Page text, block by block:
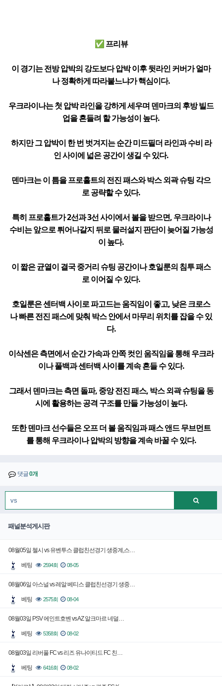
✅ 프리뷰
이 경기는 전방 압박의 강도보다 압박 이후 뒷라인 커버가 얼마
나 정확하게 따라붙느냐가 핵심이다.
우크라이나는 첫 압박 라인을 강하게 세우며 덴마크의 후방 빌드
업을 흔들려 할 가능성이 높다.
하지만 그 압박이 한 번 벗겨지는 순간 미드필더 라인과 수비 라
인 사이에 넓은 공간이 생길 수 있다.
덴마크는 이 틈을 프로홀트의 전진 패스와 박스 외곽 슈팅 각으
로 공략할 수 있다.
특히 프로홀트가 2선과 3선 사이에서 볼을 받으면, 우크라이나
수비는 앞으로 튀어나갈지 뒤로 물러설지 판단이 늦어질 가능성
이 높다.
이 짧은 균열이 결국 중거리 슈팅 공간이나 호일룬의 침투 패스
로 이어질 수 있다.
호일룬은 센터백 사이로 파고드는 움직임이 좋고, 낮은 크로스
나 빠른 전진 패스에 맞춰 박스 안에서 마무리 위치를 잡을 수 있
다.
이삭센은 측면에서 순간 가속과 안쪽 컷인 움직임을 통해 우크라
이나 풀백과 센터백 사이를 계속 흔들 수 있다.
그래서 덴마크는 측면 돌파, 중앙 전진 패스, 박스 외곽 슈팅을 동
시에 활용하는 공격 구조를 만들 가능성이 높다.
또한 덴마크 선수들은 오프 더 볼 움직임과 패스 앤드 무브먼트
를 통해 우크라이나 압박의 방향을 계속 바꿀 수 있다.
댓글0개
패널분석게시판
08월05일 첼시 vs 유벤투스 클럽친선경기 생중계,스…
베팅 2594회 08-05
08월06일 아스널 vs 레알 베티스 클럽친선경기 생중…
베팅 2575회 08-04
08월03일 PSV 에인트호벤 vs AZ 알크마르 네덜…
베팅 5358회 08-02
08월03일 리버풀 FC vs 리즈 유나이티드 FC 친…
베팅 6416회 08-02